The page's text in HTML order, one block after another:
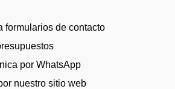
formularios de contacto
por WhatsApp
nuestro sitio web